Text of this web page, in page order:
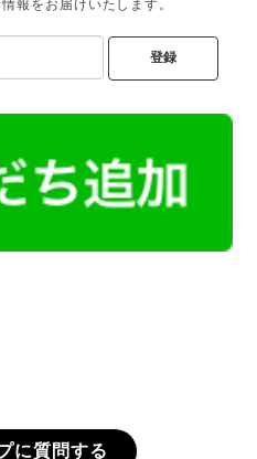
報をお届けいたします。
登録
に質問する